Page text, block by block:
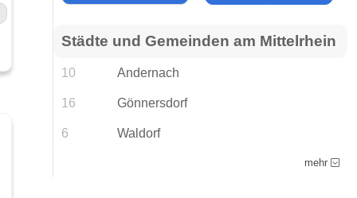
Städte und Gemeinden am Mittelrhein
10 Andernach
16 Gönnersdorf
6 Waldorf
mehr